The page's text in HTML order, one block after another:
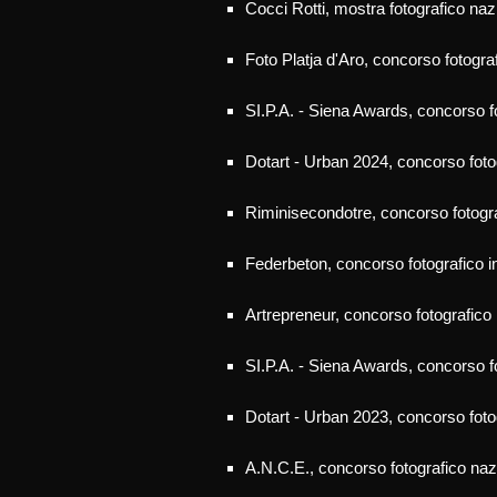
Cocci Rotti, mostrafotografico
Foto Platja d'Aro, concorso
SI.P.A. - Siena Awards, concorso
Dotart - Urban 2024, concorso
Riminisecondotre, concorso
Federbeton, concorso fotografico
Artrepreneur, concorso fotografico
SI.P.A. - Siena Awards, concorso
Dotart - Urban 2023, concorso
A.N.C.E.,concorso fotografico